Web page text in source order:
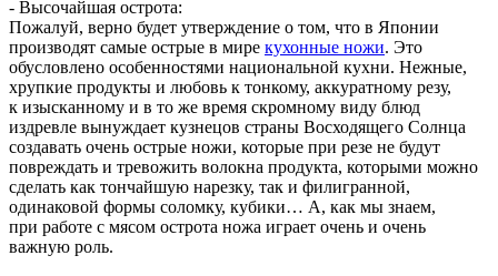
- Высочайшая острота:
Пожалуй, верно будет утверждение о том, что в Японии
производят самые острые в мире кухонные ножи. Это
обусловлено особенностями национальной кухни. Нежные,
хрупкие продукты и любовь к тонкому, аккуратному резу,
к изысканному и в то же время скромному виду блюд
издревле вынуждает кузнецов страны Восходящего Солнца
создавать очень острые ножи, которые при резе не будут
повреждать и тревожить волокна продукта, которыми можно
сделать как тончайшую нарезку, так и филигранной,
одинаковой формы соломку, кубики… А, как мы знаем,
при работе с мясом острота ножа играет очень и очень
важную роль.